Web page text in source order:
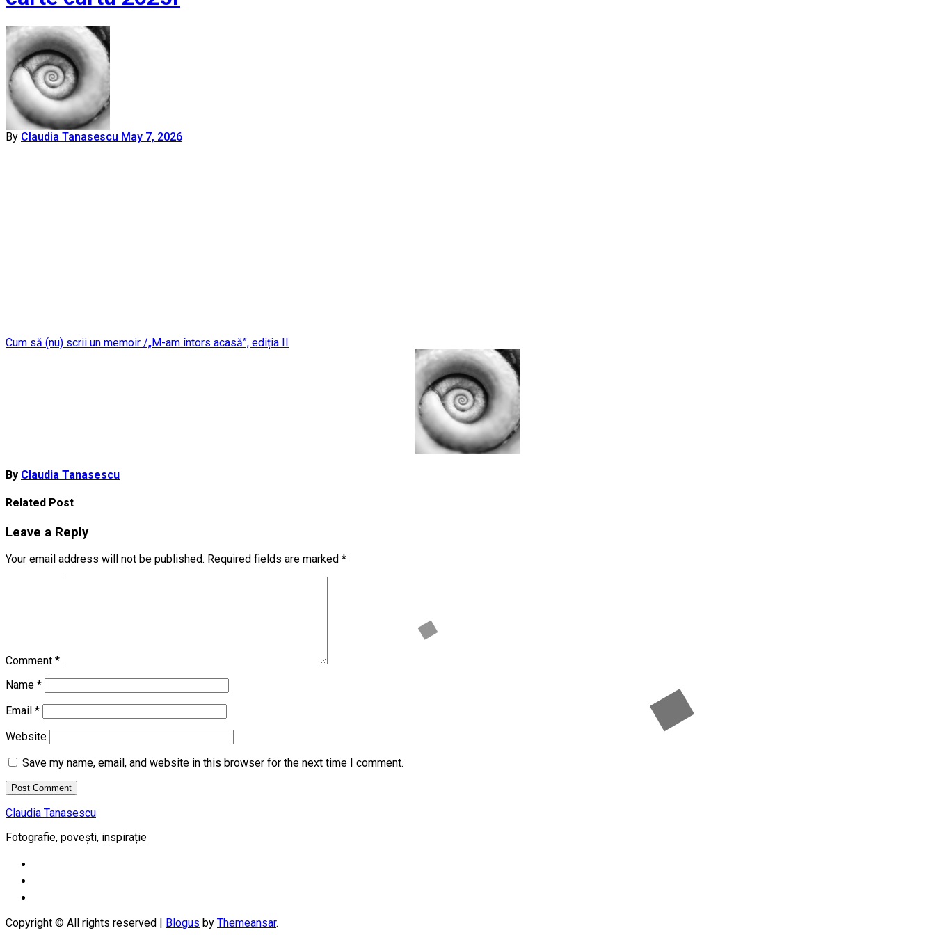
By Claudia Tanasescu May 7, 2026
Post
Cum să (nu) scrii un memoir /„M-am întors acasă”, ediția II
By Claudia Tanasescu
Related Post
Leave a Reply
Your email address will not be published. Required fields are marked *
Comment *
Name *
Email *
Website
Save my name, email, and website in this browser for the next time I comment.
Claudia Tanasescu
Fotografie, povești, inspirație
Copyright © All rights reserved Blogus by Themeansar.